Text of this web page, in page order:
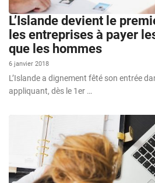
L’Islande devient le
les entreprises à payer
que les hommes
6 janvier 2018
L’Islande a dignement fêté son entrée
appliquant, dès le 1er …